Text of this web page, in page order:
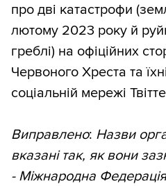
про дві катастрофи
лютому 2023 року й
греблі) на офіційних
Червоного Хреста та
соціальній мережі
Виправлено: Назви
вказані так, як вони
- Міжнародна